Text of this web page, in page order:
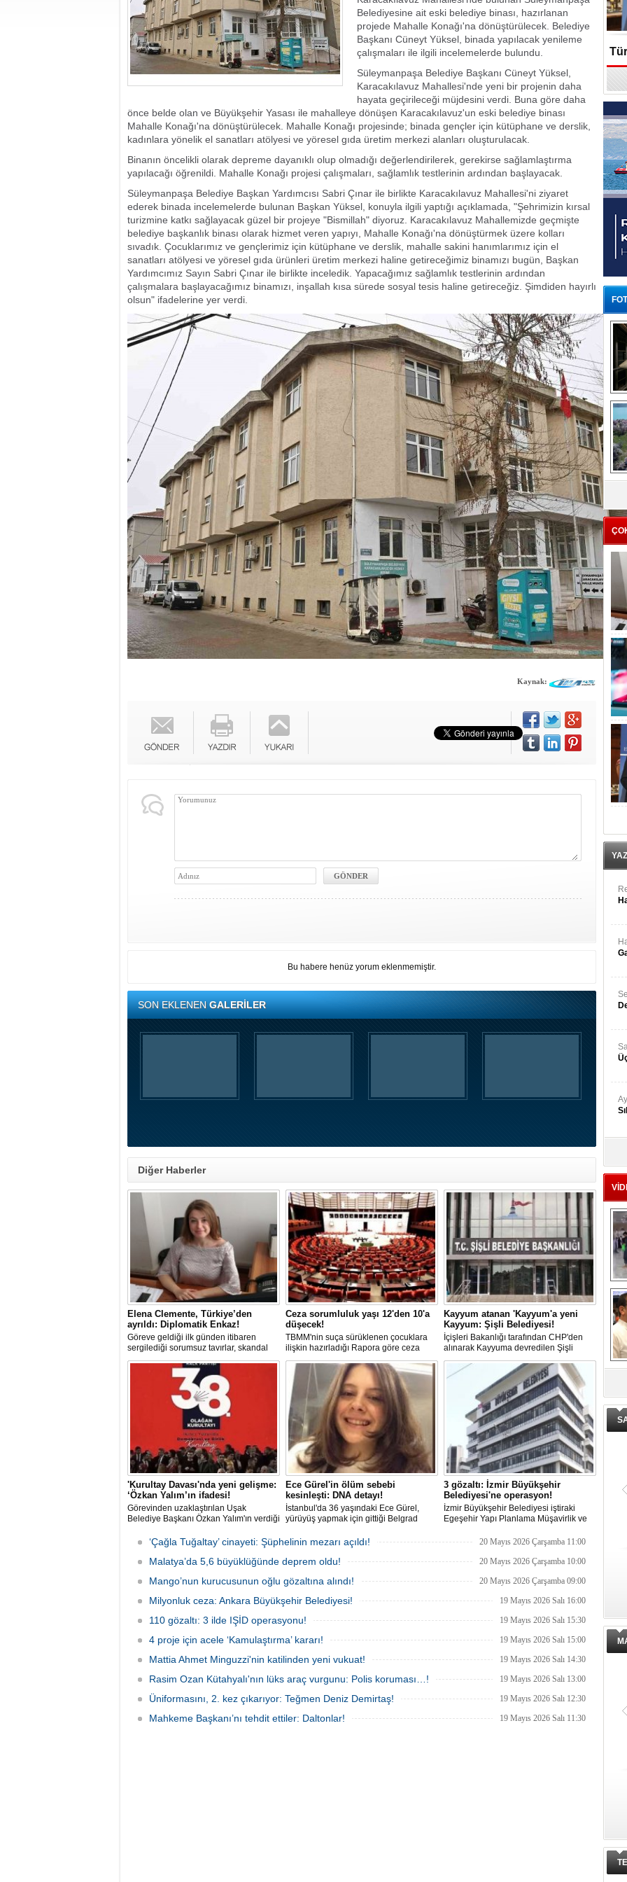
Belediyesine ait eski belediye binası, hazırlanan
projede Mahalle Konağı'na dönüştürülecek. Belediye
Başkanı Cüneyt Yüksel, binada yapılacak yenileme
çalışmaları ile ilgili incelemelerde bulundu.
Süleymanpaşa Belediye Başkanı Cüneyt Yüksel,
Karacakılavuz Mahallesi'nde yeni bir projenin daha
hayata geçirileceği müjdesini verdi. Buna göre daha
önce belde olan ve Büyükşehir Yasası ile mahalleye dönüşen Karacakılavuz'un eski belediye binası
Mahalle Konağı'na dönüştürülecek. Mahalle Konağı projesinde; binada gençler için kütüphane ve derslik,
kadınlara yönelik el sanatları atölyesi ve yöresel gıda üretim merkezi alanları oluşturulacak.
Binanın öncelikli olarak depreme dayanıklı olup olmadığı değerlendirilerek, gerekirse sağlamlaştırma
yapılacağı öğrenildi. Mahalle Konağı projesi çalışmaları, sağlamlık testlerinin ardından başlayacak.
Süleymanpaşa Belediye Başkan Yardımcısı Sabri Çınar ile birlikte Karacakılavuz Mahallesi'ni ziyaret
ederek binada incelemelerde bulunan Başkan Yüksel, konuyla ilgili yaptığı açıklamada, "Şehrimizin kırsal
turizmine katkı sağlayacak güzel bir projeye "Bismillah" diyoruz. Karacakılavuz Mahallemizde geçmişte
belediye başkanlık binası olarak hizmet veren yapıyı, Mahalle Konağı'na dönüştürmek üzere kolları
sıvadık. Çocuklarımız ve gençlerimiz için kütüphane ve derslik, mahalle sakini hanımlarımız için el
sanatları atölyesi ve yöresel gıda ürünleri üretim merkezi haline getireceğimiz binamızı bugün, Başkan
Yardımcımız Sayın Sabri Çınar ile birlikte inceledik. Yapacağımız sağlamlık testlerinin ardından
çalışmalara başlayacağımız binamızı, inşallah kısa sürede sosyal tesis haline getireceğiz. Şimdiden hayırlı
olsun" ifadelerine yer verdi.
Kaynak:
Bu habere henüz yorum eklenmemiştir.
SON EKLENENGALERİLER
Diğer Haberler
Elena Clemente, Türkiye’den
ayrıldı: Diplomatik Enkaz!
Göreve geldiği ilk günden itibaren
sergilediği sorumsuz tavırlar, skandal
kararlar ve özellikle Türk öğrencilere
uyguladığı vize ambargosuyla tepkilerin
odağında olan İtalya’nın İstanbul
Başkonsolosu Elena Clemente’nin
Türkiye’deki görevi nihayet sona erdi.
Ceza sorumluluk yaşı 12'den 10'a
düşecek!
TBMM'nin suça sürüklenen çocuklara
ilişkin hazırladığı Rapora göre ceza
sorumluluğu yaşının; 12'den 10'a
düşürülmesi planlanıyor.
Kayyum atanan 'Kayyum'a yeni
Kayyum: Şişli Belediyesi!
İçişleri Bakanlığı tarafından CHP'den
alınarak Kayyuma devredilen Şişli
Belediyesinde bir hafta içinde 2. kez
Kayyum değişti.
'Kurultay Davası'nda yeni gelişme:
‘Özkan Yalım’ın ifadesi!
Görevinden uzaklaştırılan Uşak
Belediye Başkanı Özkan Yalım'ın verdiği
girdi.
Ece Gürel'in ölüm sebebi
kesinleşti: DNA detayı!
İstanbul'da 36 yaşındaki Ece Gürel,
yürüyüş yapmak için gittiği Belgrad
karıştı. 4 gün sonra sağ bulunan ancak
kaldırıldığı hastanede hayatını
kaybeden Ece'nin ölümüyle ilgili
çeken detaylar yer aldı.
3 gözaltı: İzmir Büyükşehir
Belediyesi'ne operasyon!
İzmir Büyükşehir Belediyesi iştiraki
Egeşehir Yapı Planlama Müşavirlik ve
karıştırma' operasyonu düzenlendi. 4
tarafınca gözaltına alındı.
‘Çağla Tuğaltay’ cinayeti: Şüphelinin mezarı açıldı! 20 Mayıs 2026 Çarşamba 11:00
Malatya’da 5,6 büyüklüğünde deprem oldu! 20 Mayıs 2026 Çarşamba 10:00
Mango’nun kurucusunun oğlu gözaltına alındı! 20 Mayıs 2026 Çarşamba 09:00
Milyonluk ceza: Ankara Büyükşehir Belediyesi! 19 Mayıs 2026 Salı 16:00
110 gözaltı: 3 ilde IŞİD operasyonu! 19 Mayıs 2026 Salı 15:30
4 proje için acele ‘Kamulaştırma’ kararı! 19 Mayıs 2026 Salı 15:00
Mattia Ahmet Minguzzi'nin katilinden yeni vukuat! 19 Mayıs 2026 Salı 14:30
Rasim Ozan Kütahyalı'nın lüks araç vurgunu: Polis koruması…! 19 Mayıs 2026 Salı 13:00
Üniformasını, 2. kez çıkarıyor: Teğmen Deniz Demirtaş! 19 Mayıs 2026 Salı 12:30
Mahkeme Başkanı’nı tehdit ettiler: Daltonlar! 19 Mayıs 2026 Salı 11:30